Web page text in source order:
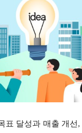
표 달성과 매출 개선 ,